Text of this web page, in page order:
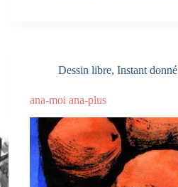
Dessin libre,Instant donné
ana-moi ana-plus